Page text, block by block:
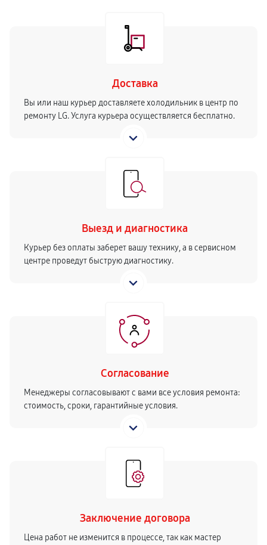
Доставка
Вы или наш курьер доставляете холодильник в центр по
ремонту LG. Услуга курьера осуществляется бесплатно.
Выезд и диагностика
Курьер без оплаты заберет вашу технику, а в сервисном
центре проведут быструю диагностику.
Согласование
Менеджеры согласовывают с вами все условия ремонта:
стоимость, сроки, гарантийные условия.
Заключение договора
Цена работ не изменится в процессе, так как мастер